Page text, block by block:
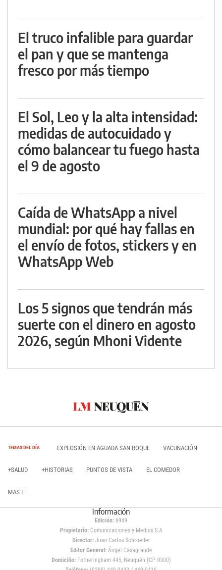
El truco infalible para guardar
el pan y que se mantenga
fresco por más tiempo
El Sol, Leo y la alta intensidad:
medidas de autocuidado y
cómo balancear tu fuego hasta
el 9 de agosto
Caída de WhatsApp a nivel
mundial: por qué hay fallas en
el envío de fotos, stickers y en
WhatsApp Web
Los 5 signos que tendrán más
suerte con el dinero en agosto
2026, según Mhoni Vidente
TEMAS DEL DÍA EXPLOSIÓN EN AGUADA SAN ROQUE VACUNACIÓN
+SALUD +HISTORIAS PUNTOS DE VISTA EL COMEDOR
MAS E
Información
Edición: 6949
Propietario:Comunicaciones y Medios S.A
Director: Juan Carlos Schroeder
Editor General:Ángel Casagrande
Domicilio:Fotheringham 445, Neuquén (CP 8300)